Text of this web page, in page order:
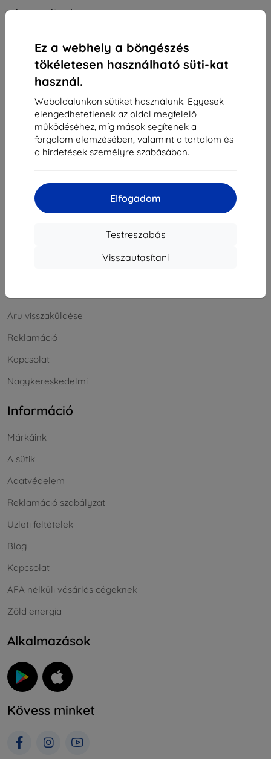
Ez a webhely a böngészés
tökéletesen használható süti-kat
használ.
Weboldalunkon sütiket használunk. Egyesek
elengedhetetlenek az oldal megfelelő
működéséhez, míg mások segítenek a
forgalom elemzésében, valamint a tartalom és
a hirdetések személyre szabásában.
Elfogadom
Testreszabás
Visszautasítani
Cégjegyzékszám:46701494
Elérhetőség
Írjon nekünk
Hétfőtől péntekig:
Online8:00 - 16:00
Áru visszaküldése
Reklamáció
Kapcsolat
Nagykereskedelmi
Információ
Márkáink
A sütik
Adatvédelem
Reklamáció szabályzat
Üzleti feltételek
Blog
Kapcsolat
ÁFA nélküli vásárlás cégeknek
Zöld energia
Alkalmazások
Kövess minket